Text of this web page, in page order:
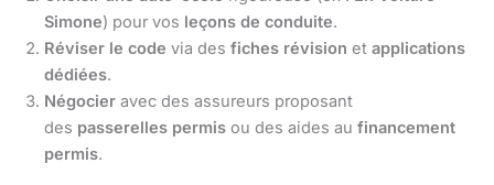
Simone) pour vos leçons de conduite.
Réviser le code via des fiches révision et applications
dédiées.
Négocier avec des assureurs proposant
des passerelles permis ou des aides au financement
permis.